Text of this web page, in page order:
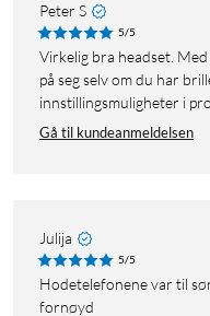
Peter S
5/5
Virkelig bra headset. Med øreputene i stoff er de en fryd å ha
på seg selv om du har
innstillingsmuligheter i
Gå til kundeanmeldelsen
Julija
5/5
Hodetelefonene var til sønnen og han ser ut til å være
fornøyd